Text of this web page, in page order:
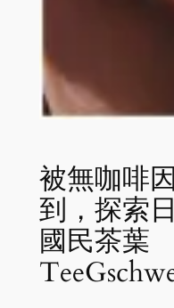
被無咖啡
到，探索
國民茶葉